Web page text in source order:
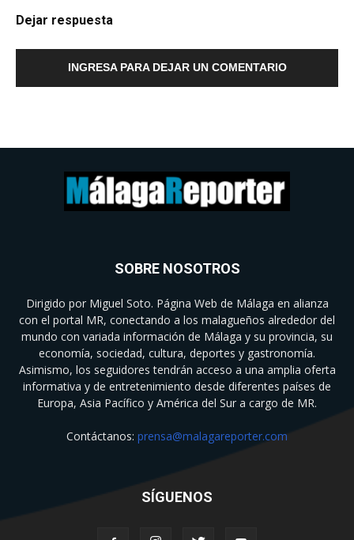
Dejar respuesta
INGRESA PARA DEJAR UN COMENTARIO
SOBRE NOSOTROS
Dirigido por Miguel Soto. Página Web de Málaga en alianza
con el portal MR, conectando a los malagueños alrededor del
mundo con variada información de Málaga y su provincia, su
economía, sociedad, cultura, deportes y gastronomía.
Asimismo, los seguidores tendrán acceso a una amplia oferta
informativa y de entretenimiento desde diferentes países de
Europa, Asia Pacífico y América del Sur a cargo de MR.
Contáctanos: prensa@malagareporter.com
SÍGUENOS